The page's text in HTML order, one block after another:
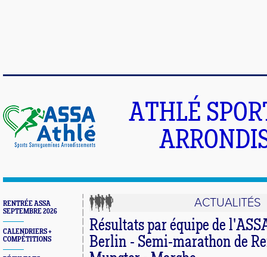
ATHLÉ
RENTRÉE ASSA
SEPTEMBRE 2026
CALENDRIERS +
COMPÉTITIONS
ACTUALITÉS
Résultats par équipe de
Berlin - Semi-marathon de